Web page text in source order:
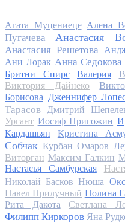
Агата Муцениеце Алена
Пугачева
Анастасия
Анастасия Решетова
Ани Лорак Анна Седокова
Бритни Спирс
Валерия
Виктория Дайнеко
Борисова Дженнифер
Тарасов
Дмитрий
Ургант Иосиф Пригожин
Кардашьян
Кристина
Собчак Курбан Омаров
Виторган Максим Галкин
Настасья Самбурская
Николай Басков Нюша
Павел Прилучный Полина
Рита Дакота
Светлана
Филипп Киркоров Яна